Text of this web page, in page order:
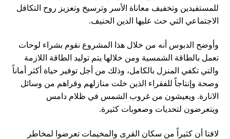
للمستفيدين وتخفيف معاناة الأسر وترسيخ وتعزيز روح التكافل
الاجتماعي التي حث عليها الدين الحنيف.
وأوضح الدبوس أنه من خلال هذا المشروع نقوم بشراء لوحات
تعمل بالطاقة الشمسية ومن خلالها يتم توليد الطاقة اللازمة
والتي تكفي المنزل بالكامل، وذلك من أجل توفير حياة أكثر أماناً
وصحة وإنتاجاً للفقراء الذين خلت منازلهم وقراهم من وسائل
الانارة. ويعيشون من غروب الشمس في ظلام دامس
ويتعرضون لتحديات وصعوبات كثيرة.
لافتا أن كثيراً من سكان القرى والمخيمات تعرضوا لمخاطر